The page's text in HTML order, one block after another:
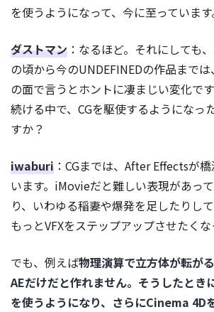
を使うようになって、今に至っています
ダストマン ：なるほど。それにしても
の頃から今のUNDEFINEDの作品まで
の面で言うとホントに凄まじい変化で
続ける中で、CGを駆使するようになっ
すか？
iwaburi ：CGまでは、After Effectsが
います。iMovieだと難しい表現があっ
り、いわゆる稲妻や爆発を足したりして
もっとVFXをステップアップさせたくな
でも、例えば物理演算で立方体が転が
AEだけだと作れません。そうしたと
を使うようになり、さらにCinema 4D